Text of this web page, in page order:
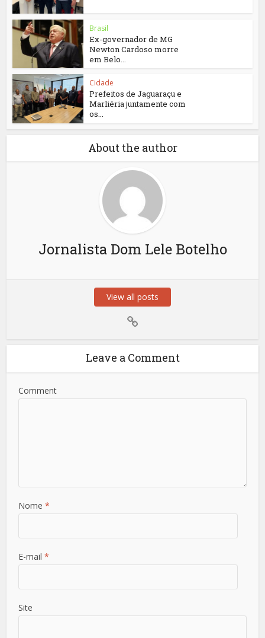
Brasil
Ex-governador de MG
Newton Cardoso morre
em Belo...
Cidade
Prefeitos de Jaguaraçu e
Marliéria juntamente com
os...
About the author
Jornalista Dom Lele Botelho
View all posts
Leave a Comment
Comment
Nome*
E-mail*
Site